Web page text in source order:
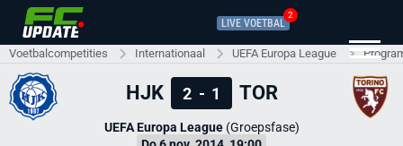
LIVE VOETBAL
2
Voetbalcompetities Internationaal UEFA Europa League
HJK 2 - 1 TOR
UEFA Europa League(Groepsfase)